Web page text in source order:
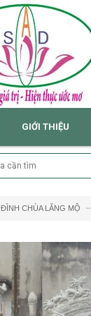
GIỚI THIỆU
ĐÌNH CHÙA LĂNG MỘ